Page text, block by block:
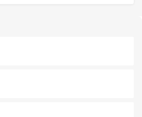
は地元の風情を楽しめる外せないスポット